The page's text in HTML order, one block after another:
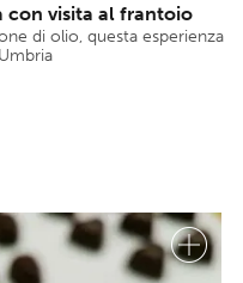
con visita al frantoio
di olio, questa esperienza